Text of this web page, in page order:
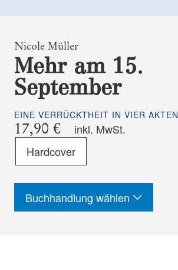
Nicole Müller
Mehr am 15.
September
EINE VERRÜCKTHEIT IN VIER AKTEN
17,90 €
inkl. MwSt.
Hardcover
Buchhandlung wählen